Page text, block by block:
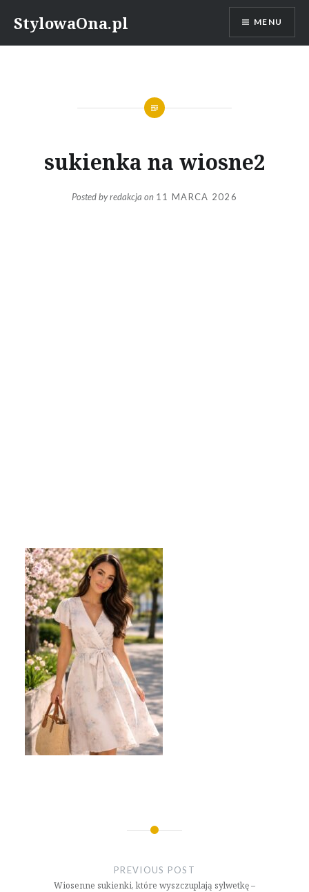
content
StylowaOna.pl MENU
sukienka na wiosne2
Posted byredakcja on 11 MARCA 2026
PREVIOUS POST
Wiosenne sukienki, które wyszczuplają sylwetkę –